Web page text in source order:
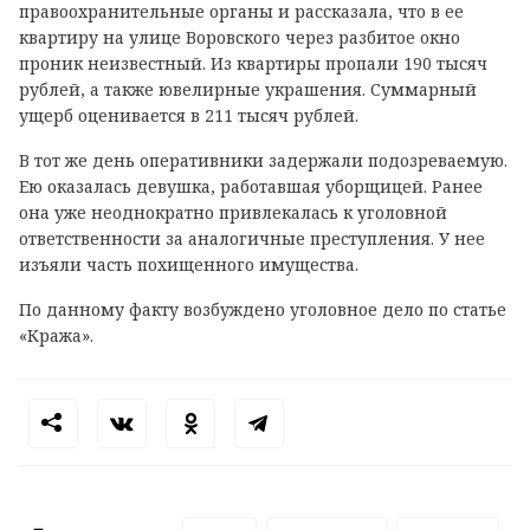
правоохранительные органы и рассказала, что в ее
квартиру на улице Воровского через разбитое окно
проник неизвестный. Из квартиры пропали 190 тысяч
рублей, а также ювелирные украшения. Суммарный
ущерб оценивается в 211 тысяч рублей.
В тот же день оперативники задержали подозреваемую.
Ею оказалась девушка, работавшая уборщицей. Ранее
она уже неоднократно привлекалась к уголовной
ответственности за аналогичные преступления. У нее
изъяли часть похищенного имущества.
По данному факту возбуждено уголовное дело по статье
«Кража».